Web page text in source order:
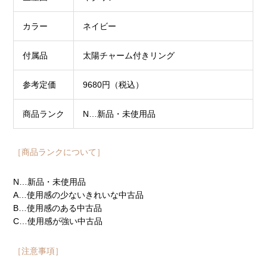
カラー ネイビー
付属品 太陽チャーム付きリング
参考定価 9680円（税込）
商品ランク N…新品・未使用品
［商品ランクについて］
N…新品・未使用品
A…使用感の少ないきれいな中古品
B…使用感のある中古品
C…使用感が強い中古品
［注意事項］